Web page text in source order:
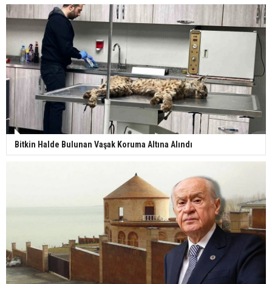
Bitkin Halde Bulunan Vaşak Koruma Altına Alındı